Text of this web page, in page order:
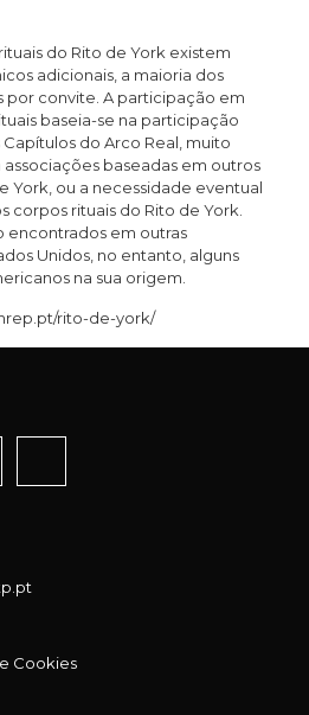
do Rito de York existem
adicionais, a maioria dos
por convite. A participação em
baseia-se na participação
do Arco Real, muito
baseadas em outros
York, ou a necessidade eventual
corpos rituais do Rito de York.
encontrados em outras
Unidos, no entanto, alguns
na sua origem.
rito-de-york/
Cookies